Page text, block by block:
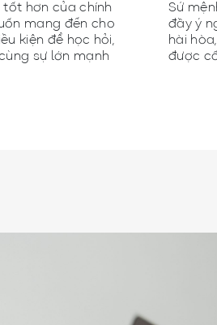
tốt hơn của chính
mang đến cho
kiện để học hỏi,
sự lớn mạnh
Sứ
đầy ý
hài
được